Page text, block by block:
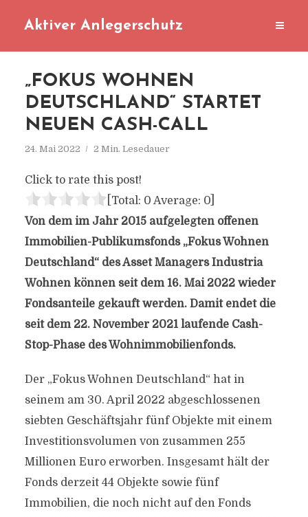
Aktiver Anlegerschutz
„FOKUS WOHNEN
DEUTSCHLAND“ STARTET
NEUEN CASH-CALL
24. Mai 2022 2 Min. Lesedauer
Click to rate this post!
[Total: 0 Average: 0]
Von dem im Jahr 2015 aufgelegten offenen
Immobilien-Publikumsfonds „Fokus Wohnen
Deutschland“ des Asset Managers Industria
Wohnen können seit dem 16. Mai 2022 wieder
Fondsanteile gekauft werden. Damit endet die
seit dem 22. November 2021 laufende Cash-
Stop-Phase des Wohnimmobilienfonds.
Der „Fokus Wohnen Deutschland“ hat in
seinem am 30. April 2022 abgeschlossenen
siebten Geschäftsjahr fünf Objekte mit einem
Investitionsvolumen von zusammen 255
Millionen Euro erworben. Insgesamt hält der
Fonds derzeit 44 Objekte sowie fünf
Immobilien, die noch nicht auf den Fonds